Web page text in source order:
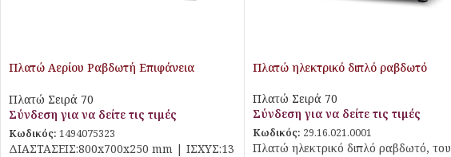
Πλατώ Αερίου Ραβδωτή Επιφάνεια
Πλατώ Σειρά 70
Σύνδεση για να δείτε τις τιμές
Κωδικός: 1494075323
ΔΙΑΣΤΑΣΕΙΣ:800x700x250 mm | ΙΣΧΥΣ:13
Πλατώ ηλεκτρικό διπλό ραβδωτό
Πλατώ Σειρά 70
Σύνδεση για να δείτε τις τιμές
Κωδικός: 29.16.021.0001
Πλατώ ηλεκτρικό διπλό ραβδωτό, του